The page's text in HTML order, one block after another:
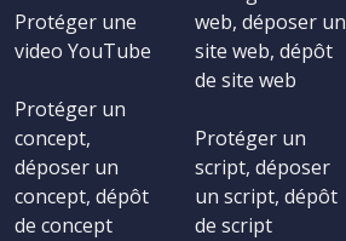
Protéger une
video YouTube
Protéger un
concept,
déposer un
concept, dépôt
de concept
web, déposer un
site web, dépôt
de site web
Protéger un
script, déposer
un script, dépôt
de script